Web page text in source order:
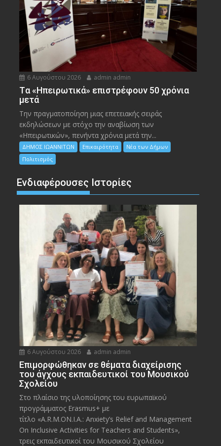
6 Αυγούστου 2026 admin admin
Tα «Ηπειρωτικά» επιστρέφουν 50 χρόνια
μετά
Την πραγματοποίηση μιας επετειακής σειράς
εκδηλώσεων με στόχο την αναβίωση των
«Ηπειρωτικών», πενήντα χρόνια μετά την...
ΔΗΜΟΣ ΙΩΑΝΝΙΤΩΝ Επικαιρότητα
Νέα των Δήμων
Πολιτισμός
Ενδιαφέρουσες Ιστορίες
6 Αυγούστου 2026 admin admin
Eπιμορφώθηκαν σε θέματα διαχείρισης
του άγχους εκπαιδευτικοί του Μουσικού
Σχολείου
Στο πλαίσιο της υλοποίησης του ευρωπαϊκού
προγράμματος Erasmus+ με
τίτλο «A.R.M.ON.I.A.: Anxiety’s Relief and Management
On Inclusive Activities for Teachers and Students»,
τρεις εκπαιδευτικοί του Μουσικού Σχολείου